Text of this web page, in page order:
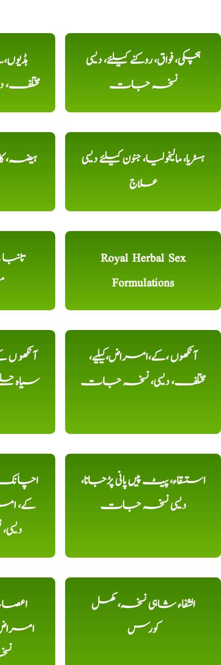
ہچکی، فواق، روکنے کیلئے، دیسی
نسخہ جات
ہیضہ،
ہسٹریا، مالیخولیا، جنون کیلئے دیسی
علاج
Royal Herbal Sex
Formulations
آنکھو
سیاہ
آنکھوں ،کے،امراض،کیلیے،
مختلف، دیسی، نسخہ جات
اچانک
کے،
استسقاء، پیٹ پیں پانی پڑجانا،
دیسی نسخہ جات
امراض،
الشفاء شاہی نسخہ، مکمل
کورس